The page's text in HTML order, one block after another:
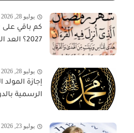
يوليو 28, 2026
كم باقي
2027؟ العد التنازلي...
يوليو 28, 2026
إجازة
الرسمية
يوليو 23, 2026